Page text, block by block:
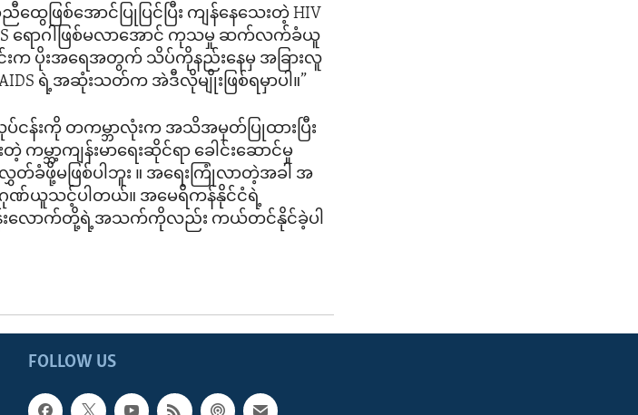
ဖြစ်အောင်ပြုပြင်ပြီး ကျန်နေသေးတဲ့ HIV
ရောဂါဖြစ်မလာအောင် ကုသမှု ဆက်လက်ခံယူ
က ပိုးအရေအတွက် သိပ်ကိုနည်းနေမှ အခြားလူ
ရဲ့အဆုံးသတ်က အဲဒီလိုမျိုးဖြစ်ရမှာပါ။”
ငန်းကို တကမ္ဘာလုံးက အသိအမှတ်ပြုထားပြီး
မ္ဘာ့ကျန်းမာရေးဆိုင်ရာ ခေါင်းဆောင်မှု
ခံဖို့မဖြစ်ပါဘူး ။ အရေးကြုံလာတဲ့အခါ အ
ဂုဏ်ယူသင့်ပါတယ်။ အမေရိကန်နိုင်ငံရဲ့
န်းလောက်တို့ရဲ့အသက်ကိုလည်း ကယ်တင်နိုင်ခဲ့ပါ
FOLLOW US